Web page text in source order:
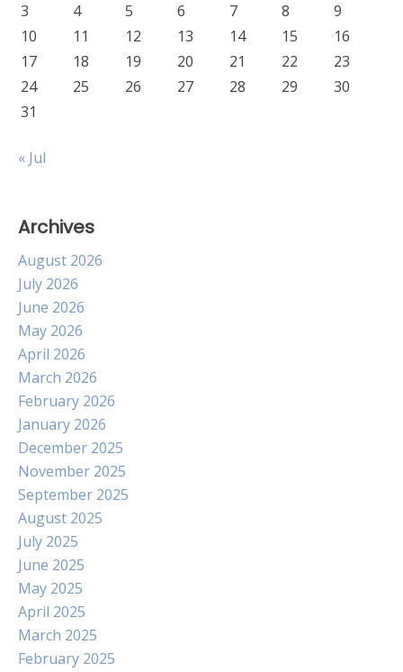
3
4 5 6 7 8
9
10
11 12 13 14 15
16
17
18 19 20 21 22
23
24
25 26 27 28 29
30
31
« Jul
Archives
August 2026
July 2026
June 2026
May 2026
April 2026
March 2026
February 2026
January 2026
December 2025
November 2025
September 2025
August 2025
July 2025
June 2025
May 2025
April 2025
March 2025
February 2025